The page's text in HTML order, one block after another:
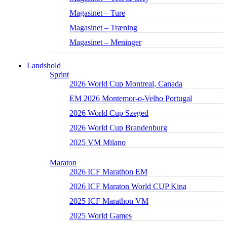
Magasinet – Ture
Magasinet – Træning
Magasinet – Meninger
Landshold
Sprint
2026 World Cup Montreal, Canada
EM 2026 Montemor-o-Velho Portugal
2026 World Cup Szeged
2026 World Cup Brandenburg
2025 VM Milano
Maraton
2026 ICF Marathon EM
2026 ICF Maraton World CUP Kina
2025 ICF Marathon VM
2025 World Games